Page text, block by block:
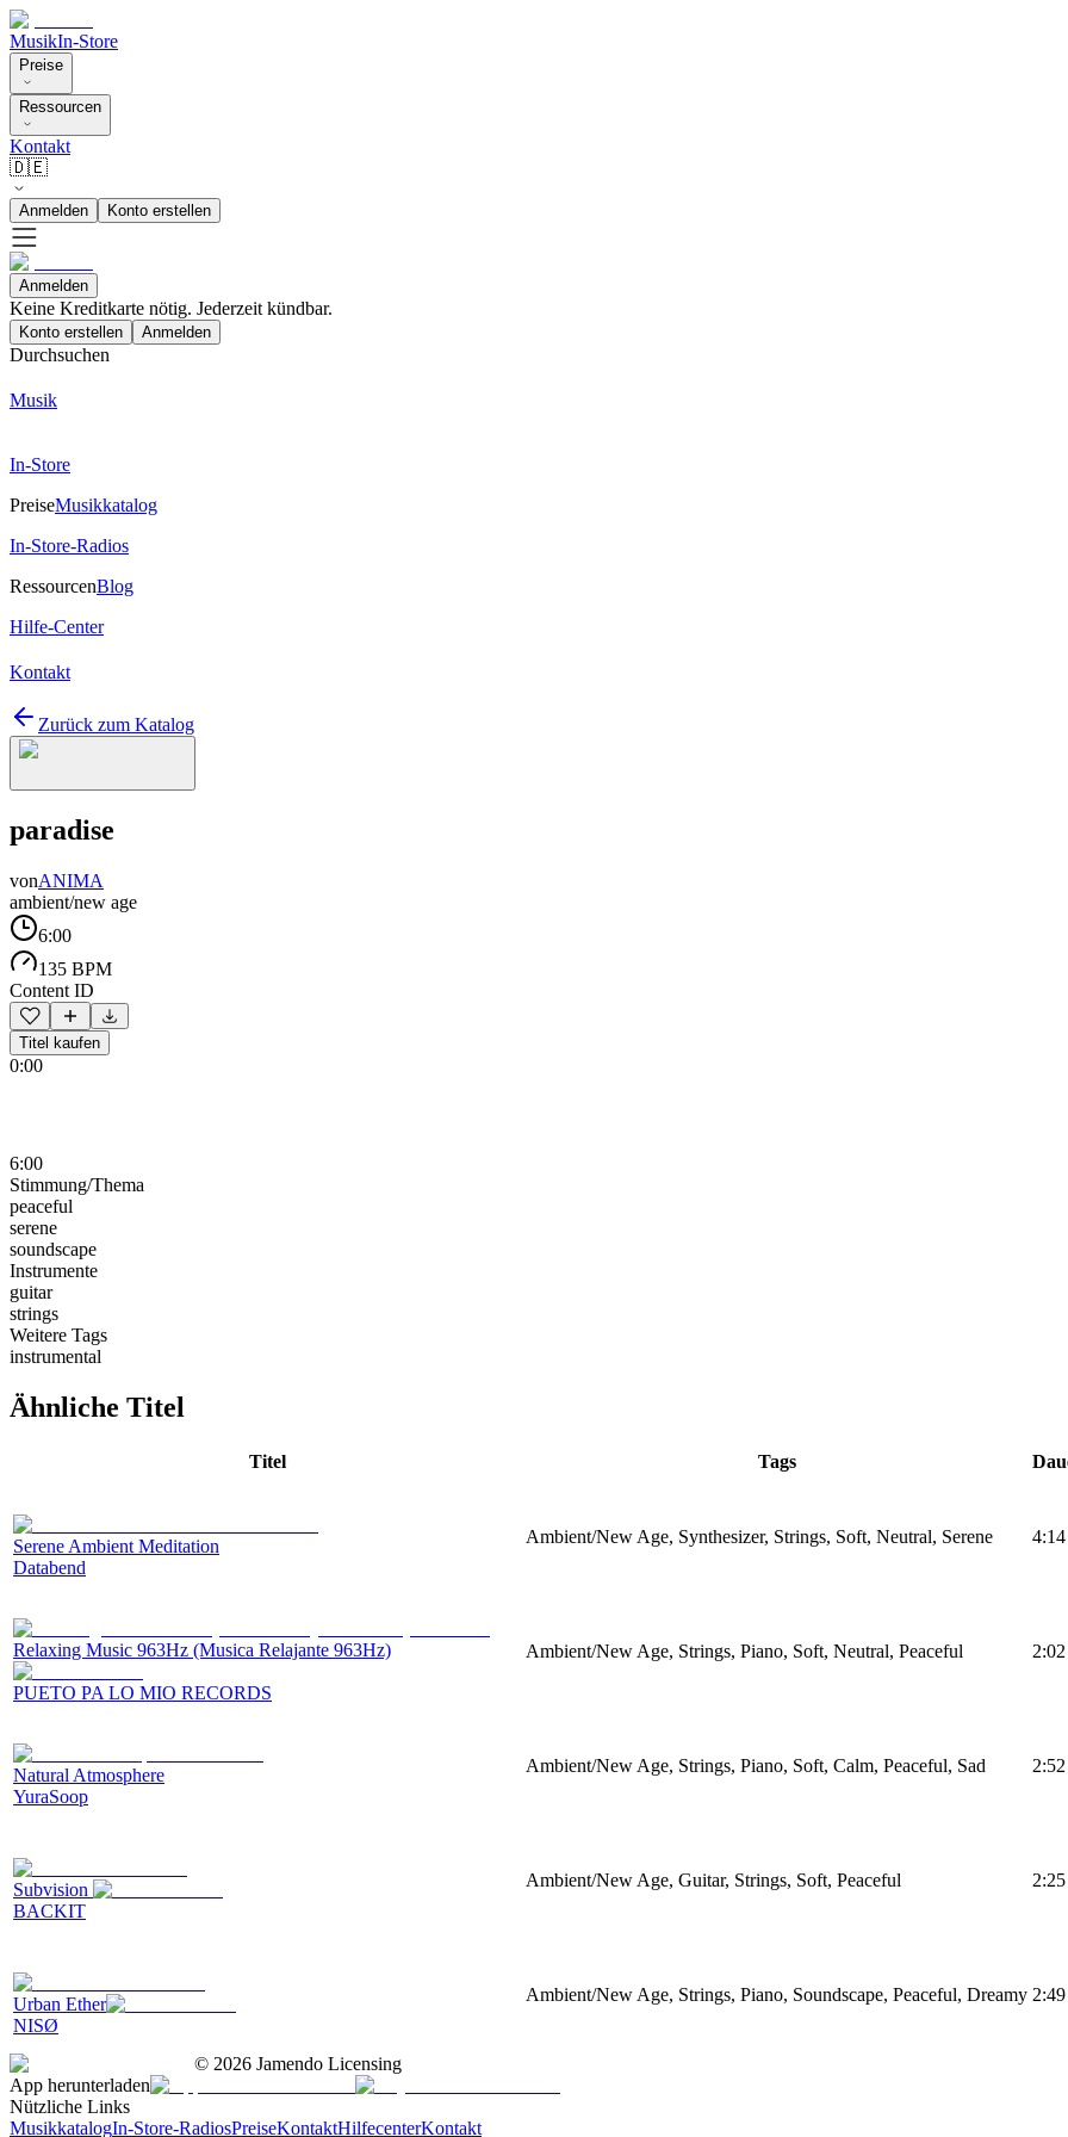
MusikIn-Store
Preise
Ressourcen
Kontakt
🇩🇪
Anmelden Konto erstellen
Anmelden
Keine Kreditkarte nötig. Jederzeit kündbar.
Konto erstellen Anmelden
Durchsuchen
Musik
In-Store
PreiseMusikkatalog
In-Store-Radios
RessourcenBlog
Hilfe-Center
Kontakt
Zurück zum Katalog
paradise
vonANIMA
ambient/new age
6:00
135 BPM
Content ID
Titel kaufen
0:00
6:00
Stimmung/Thema
peaceful
serene
soundscape
Instrumente
guitar
strings
Weitere Tags
instrumental
Ähnliche Titel
Titel Tags
Serene Ambient Meditation
Databend
Ambient/New Age, Synthesizer, Strings, Soft, Neutral, Serene 4:14
Relaxing Music 963Hz (Musica Relajante 963Hz)
PUETO PA LO MIO RECORDS
Ambient/New Age, Strings, Piano, Soft, Neutral, Peaceful 2:02
Natural Atmosphere
YuraSoop
Ambient/New Age, Strings, Piano, Soft, Calm, Peaceful, Sad 2:52
Subvision
BACKIT
Ambient/New Age, Guitar, Strings, Soft, Peaceful 2:25
Urban Ether
NISØ
Ambient/New Age, Strings, Piano, Soundscape, Peaceful, Dreamy 2:49
© 2026 Jamendo Licensing
App herunterladen
Nützliche Links
MusikkatalogIn-Store-RadiosPreiseKontaktHilfecenterKontakt